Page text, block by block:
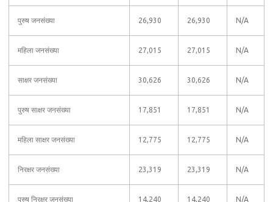
पुरुष जनसंख्या 26,930 26,930 N/A
महिला जनसंख्या 27,015 27,015 N/A
साक्षर जनसंख्या 30,626 30,626 N/A
पुरुष साक्षर जनसंख्या 17,851 17,851 N/A
महिला साक्षर जनसंख्या 12,775 12,775 N/A
निरक्षर जनसंख्या 23,319 23,319 N/A
पुरुष निरक्षर जनसंख्या 14,240 14,240 N/A